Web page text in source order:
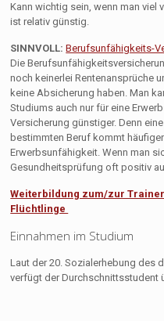
Kann wichtig sein, wenn man viel
ist relativ günstig.
SINNVOLL: Berufsunfähigkeits-
Die
noch keinerlei Rentenansprüche
keine Absicherung haben. Man
Studiums auch nur für eine
Versicherung günstiger. Denn
bestimmten Beruf kommt
Erwerbsunfähigkeit. Wenn man
Gesundheitsprüfung oft positiv
Weiterbildung zum/zur
Flüchtlinge
Einnahmen im Studium
Laut der 20. Sozialerhebung des
verfügt der Durchschnittsstudent